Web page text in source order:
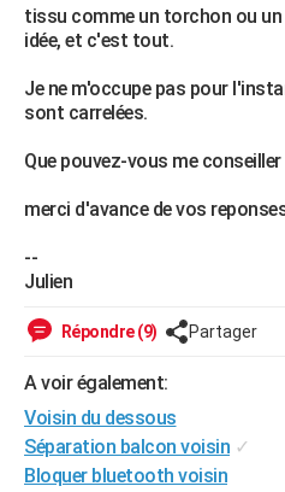
Carte de Noël
Carte Bonne année
Carte Saint-Valentin
Carte Pâques
Carte d'anniversaire
DICTIONNAIRE
Dictionnaire
Biographies
Citations
Expressions
Proverbes
COPAINS D'AVANT
S'inscrire
Se connecter
Lycées
Collèges
Primaires
Universités
Entreprises
Service militaire
Avis de recherche
AVIS DE DÉCÈS
FORUM
tissu comme un torchon ou
idée, et c'est tout.
Je ne m'occupe pas pour
sont carrelées.
Que pouvez-vous me conseiller
merci d'avance de vos
--
Julien
Répondre (9) Partager
A voir également:
Voisin du dessous
Séparation balcon voisin ✓
Bloquer bluetooth voisin